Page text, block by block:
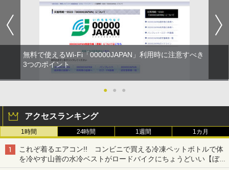
無料で使えるWi-Fi「00000JAPAN」利用時に注意すべき
3つのポイント
● ● ●
アクセスランキング
1時間 24時間 1週間 1カ月
これぞ着るエアコン!! コンビニで買える冷凍ペットボトルで体
を冷やす山善の水冷ベストがロードバイクにちょうどいい【ぼっ